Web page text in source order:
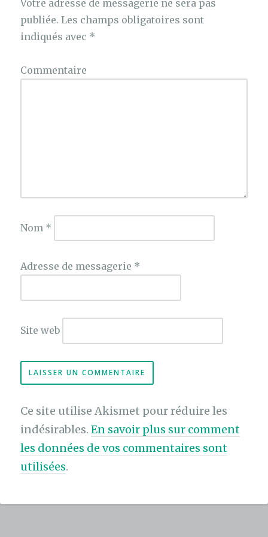
Votre adresse de messagerie ne sera pas
publiée. Les champs obligatoires sont
indiqués avec *
Commentaire
Nom *
Adresse de messagerie *
Site web
Ce site utilise Akismet pour réduire les
indésirables.En savoir plus sur comment
les données de vos commentaires sont
utilisées.